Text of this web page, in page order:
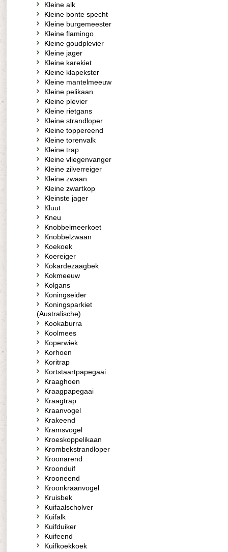
Kleine alk
Kleine bonte specht
Kleine burgemeester
Kleine flamingo
Kleine goudplevier
Kleine jager
Kleine karekiet
Kleine klapekster
Kleine mantelmeeuw
Kleine pelikaan
Kleine plevier
Kleine rietgans
Kleine strandloper
Kleine toppereend
Kleine torenvalk
Kleine trap
Kleine vliegenvanger
Kleine zilverreiger
Kleine zwaan
Kleine zwartkop
Kleinste jager
Kluut
Kneu
Knobbelmeerkoet
Knobbelzwaan
Koekoek
Koereiger
Kokardezaagbek
Kokmeeuw
Kolgans
Koningseider
Koningsparkiet
(Australische)
Kookaburra
Koolmees
Koperwiek
Korhoen
Koritrap
Kortstaartpapegaai
Kraaghoen
Kraagpapegaai
Kraagtrap
Kraanvogel
Krakeend
Kramsvogel
Kroeskoppelikaan
Krombekstrandloper
Kroonarend
Kroonduif
Krooneend
Kroonkraanvogel
Kruisbek
Kuifaalscholver
Kuifalk
Kuifduiker
Kuifeend
Kuifkoekkoek